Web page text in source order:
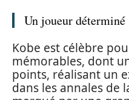
Un joueur déterminé
Kobe est célèbre
mémorables, dont
points, réalisant un
dans les annales de